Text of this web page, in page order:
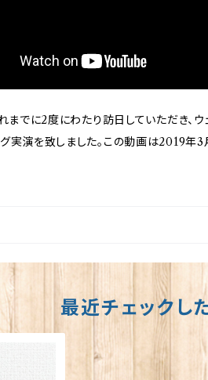
までに2度にわたり訪日していただき、
グ実演を致しました。この動画は2019年
最近チェックし